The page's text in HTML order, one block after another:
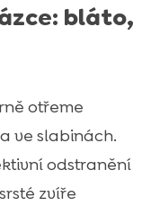
bláto,
otřeme
ve slabinách.
odstranění
zvíře